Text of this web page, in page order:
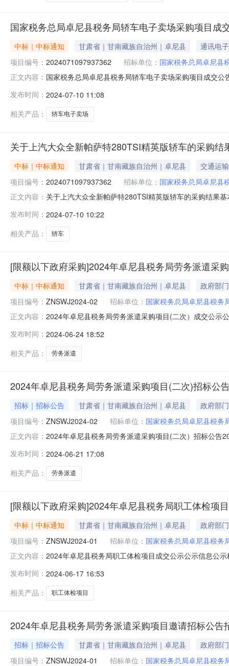
国家税务总局卓尼县税务局轿车电子卖场采购项目成
中标｜中标通知 甘肃省｜甘南藏族自治州｜卓尼县
通讯电子
项目编号： 2024071097937362 招标单位： 国家税务总局卓尼县
正文内容： 国家税务总局卓尼县税务局轿车电子卖场采购项目成交
号91110000101255934J四、主要标的信息货物类主要
发布时间： 2024-07-10 11:08
相关产品：
轿车电子卖场
关于上汽大众全新帕萨特280TSI精英版轿车的采购结
中标｜中标通知 甘肃省｜甘南藏族自治州｜卓尼县
交通运输
项目编号： 2024071097937362 招标单位： 国家税务总局卓尼县
正文内容： 关于上汽大众全新帕萨特280TSI精英版轿车的采购结果
同签订后7工作日送货地址甘肃省甘南藏族自治州卓尼县
发布时间： 2024-07-10 10:22
相关产品：
轿车
[限额以下政府采购]2024年卓尼县税务局劳务派遣采
中标｜中标通知 甘肃省｜甘南藏族自治州｜卓尼县
政府部门
项目编号： ZNSWJ2024-02 招标单位： 国家税务总局卓尼县税务
正文内容： 2024年卓尼县税务局劳务派遣采购项目(二次）成交公示
局劳务派遣采购项目(二次）001ZNSWJ2024-02服务类
发布时间： 2024-06-24 18:52
相关产品：
劳务派遣
2024年卓尼县税务局劳务派遣采购项目(二次)招标公
招标｜招标公告 甘肃省｜甘南藏族自治州｜卓尼县
政府部门
项目编号： ZNSWJ2024-02 招标单位： 国家税务总局卓尼县税务
正文内容： 2024年卓尼县税务局劳务派遣采购项目(二次）招标公告
质正常公告公告（报名）开始时间2024-06-2116:30:00
发布时间： 2024-06-21 17:08
相关产品：
劳务派遣
[限额以下政府采购]2024年卓尼县税务局职工体检项
中标｜中标通知 甘肃省｜甘南藏族自治州｜卓尼县
政府部门
项目编号： ZNSWJ2024-01 招标单位： 国家税务总局卓尼县税务
正文内容： 2024年卓尼县税务局职工体检项目成交公示公示信息公
001ZNSWJ2024-01服务类113000.00(元)陇南美年大健
发布时间： 2024-06-17 16:53
相关产品：
职工体检项目
2024年卓尼县税务局劳务派遣采购项目邀请招标公告
招标｜招标公告 甘肃省｜甘南藏族自治州｜卓尼县
政府部门
项目编号： ZNSWJ2024-01 招标单位： 国家税务总局卓尼县税务